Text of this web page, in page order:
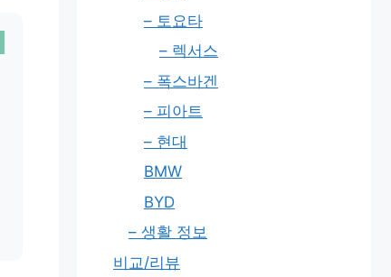
– 토요타
– 렉서스
– 폭스바겐
– 피아트
– 현대
BMW
BYD
– 생활 정보
비교/리뷰